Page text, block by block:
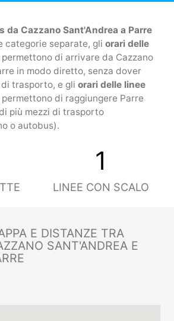
da Cazzano Sant'Andrea a Parre
categorie separate, gli orari delle
di arrivare da Cazzano
in modo diretto, senza dover
trasporto, e gli orari delle linee
di raggiungere Parre
più mezzi di trasporto
o autobus).
1
LINEE CON SCALO
E DISTANZE TRA
SANT'ANDREA E